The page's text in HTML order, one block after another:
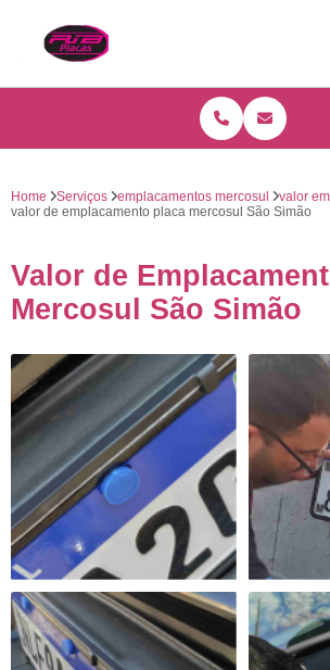
Home Serviços emplacamentos mercosul
valor
valor de emplacamento placa mercosul São Simão
Valor de
Mercosul São Simão